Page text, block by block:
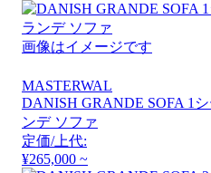
画像はイメージです
MASTERWAL
DANISH GRANDE SOFA 1
ンデ ソファ
定価/上代:
¥265,000 ~